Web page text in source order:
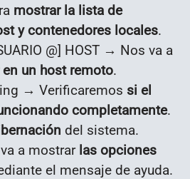
mostrar la lista de
y contenedores locales.
@] HOST → Nos va a
en un host remoto.
→ Verificaremos si el
completamente.
del sistema.
a mostrarlas opciones
el mensaje de ayuda.